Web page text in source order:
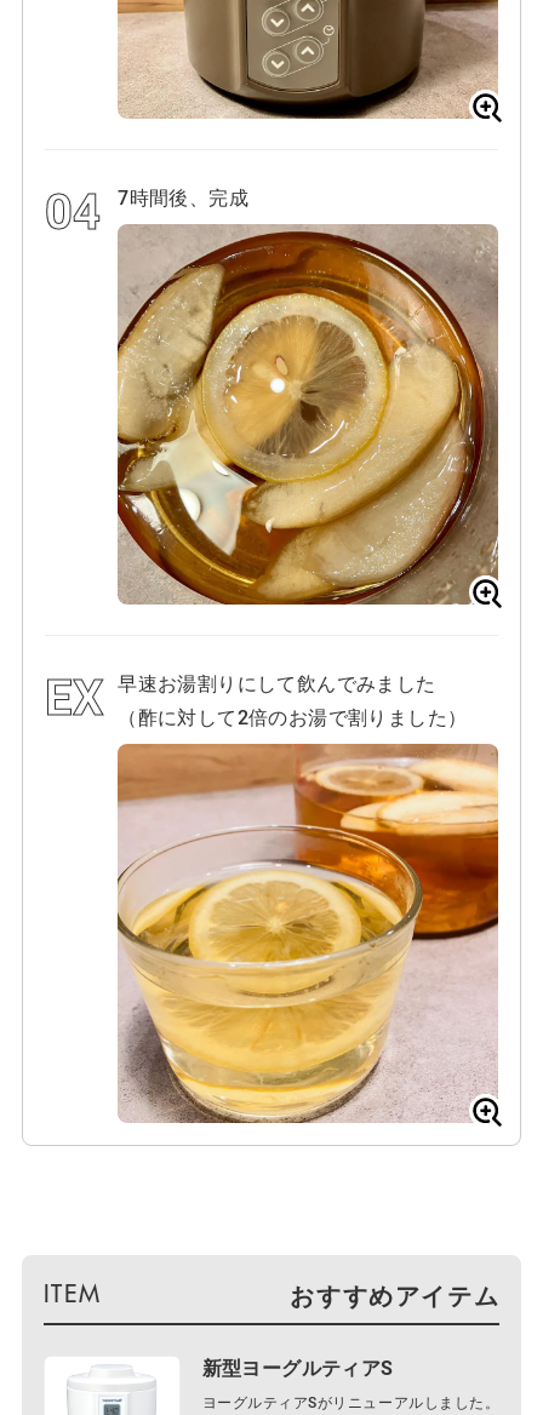
7時間後、完成
早速お湯割りにして飲んでみました
（酢に対して2倍のお湯で割りました）
おすすめアイテム
新型ヨーグルティアS
ヨーグルティアSがリニューアルしました。